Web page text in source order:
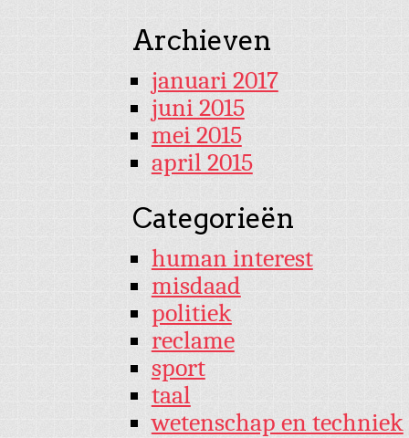
Archieven
januari 2017
juni 2015
mei 2015
april 2015
Categorieën
human interest
misdaad
politiek
reclame
sport
taal
wetenschap en techniek